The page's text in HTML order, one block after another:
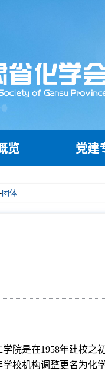
览 党建
-团体
院是在1958年建校之
学校机构调整更名为化